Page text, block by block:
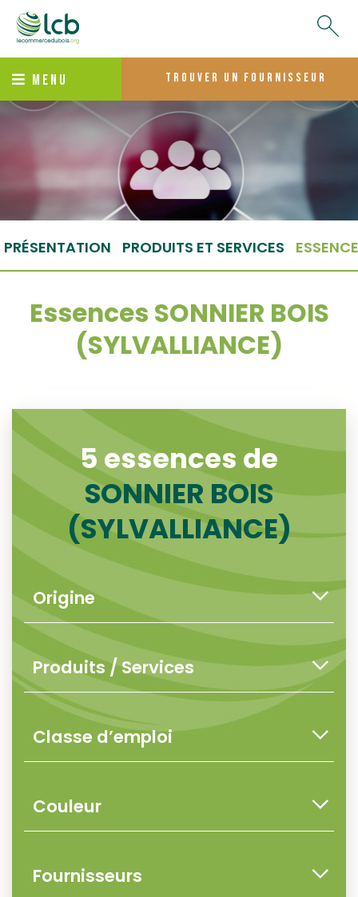
MENU trouver un fournisseur
PRÉSENTATION PRODUITS ET SERVICES
Essences SONNIER BOIS
(SYLVALLIANCE)
5 essences de
SONNIER BOIS
(SYLVALLIANCE)